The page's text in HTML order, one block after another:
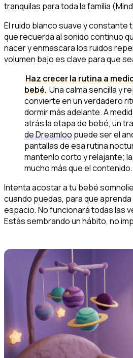
tranquilas para toda la familia
El ruido blanco suave y constante
que recuerda al sonido continuo
nacer y enmascara los ruidos
volumen bajo es clave para que
Haz crecer la rutina a
bebé.Una calma sencilla y
convierte en un verdadero
dormir más adelante. A
atrás la etapa de bebé, un
de Dreamloopuede ser el
pantallas de esa rutina
mantenlo corto y relajante;
mucho más que el contenido.
Intenta acostar a tu bebé
cuando puedas, para que
espacio. No funcionará todas las
Estás sembrando un hábito, no